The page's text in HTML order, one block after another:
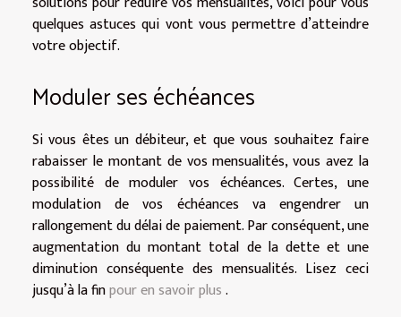
quelques astuces qui vont vous permettre d’atteindre
votre objectif.
Moduler ses échéances
Si vous êtes un débiteur, et que vous souhaitez faire
rabaisser le montant de vos mensualités, vous avez la
possibilité de moduler vos échéances. Certes, une
modulation de vos échéances va engendrer un
rallongement du délai de paiement. Par conséquent, une
augmentation du montant total de la dette et une
diminution conséquente des mensualités. Lisez ceci
jusqu’à la finpour en savoir plus.